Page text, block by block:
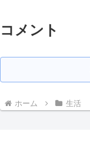
コメント
ホーム 生活